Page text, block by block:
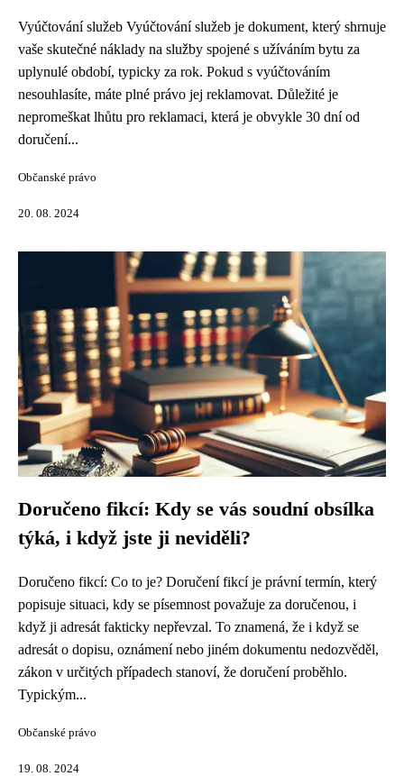
Vyúčtování služeb Vyúčtování služeb je dokument, který shrnuje
vaše skutečné náklady na služby spojené s užíváním bytu za
uplynulé období, typicky za rok. Pokud s vyúčtováním
nesouhlasíte, máte plné právo jej reklamovat. Důležité je
nepromeškat lhůtu pro reklamaci, která je obvykle 30 dní od
doručení...
Občanské právo
20. 08. 2024
Doručeno fikcí: Kdy se vás soudní obsílka
týká, i když jste ji neviděli?
Doručeno fikcí: Co to je? Doručení fikcí je právní termín, který
popisuje situaci, kdy se písemnost považuje za doručenou, i
když ji adresát fakticky nepřevzal. To znamená, že i když se
adresát o dopisu, oznámení nebo jiném dokumentu nedozvěděl,
zákon v určitých případech stanoví, že doručení proběhlo.
Typickým...
Občanské právo
19. 08. 2024